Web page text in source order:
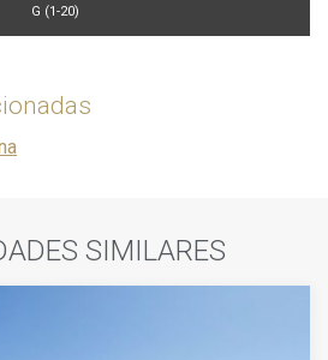
G (1-20)
SIMILARES